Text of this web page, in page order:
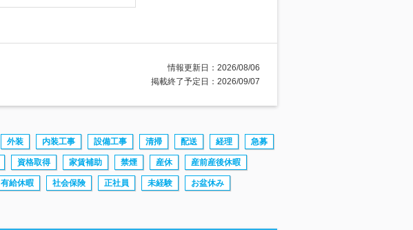
情報更新日：2026/08/06
掲載終了予定日：2026/09/07
外装 内装工事 設備工事 清掃 配送 経理 急募
資格取得 家賃補助 禁煙 産休 産前産後休暇
有給休暇 社会保険 正社員 未経験 お盆休み